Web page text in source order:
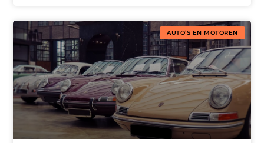
AUTO’S EN MOTOREN